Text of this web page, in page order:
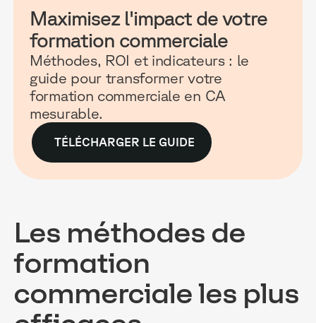
Maximisez l'impact de votre
formation commerciale
Méthodes, ROI et indicateurs : le
guide pour transformer votre
formation commerciale en CA
mesurable.
TÉLÉCHARGER LE GUIDE
Les méthodes de
formation
commerciale les plus